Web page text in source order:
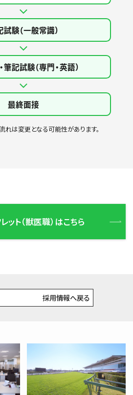
験（一般常識）
記試験（専門・英語）
最終面接
は変更となる可能性があります。
ット（獣医職）はこちら
採用情報へ戻る